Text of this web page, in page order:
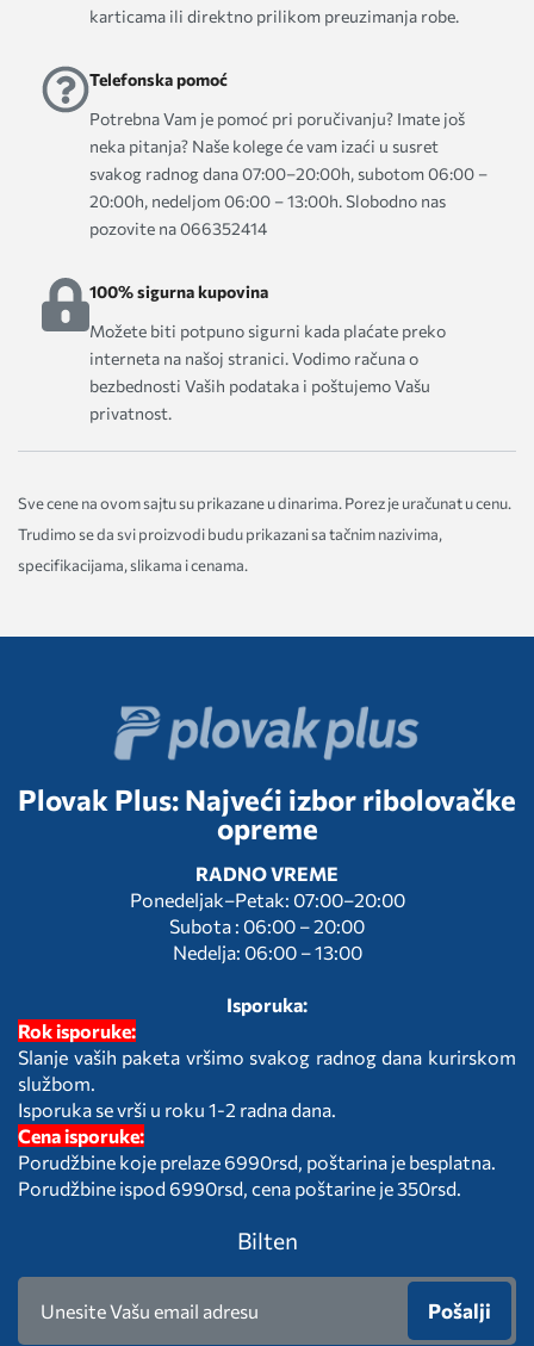
karticama ili direktno prilikom preuzimanja robe.
Telefonska pomoć
Potrebna Vam je pomoć pri poručivanju? Imate još
neka pitanja? Naše kolege će vam izaći u susret
svakog radnog dana 07:00–20:00h, subotom 06:00 –
20:00h, nedeljom 06:00 – 13:00h. Slobodno nas
pozovite na 066352414
100% sigurna kupovina
Možete biti potpuno sigurni kada plaćate preko
interneta na našoj stranici. Vodimo računa o
bezbednosti Vaših podataka i poštujemo Vašu
privatnost.
Sve cene na ovom sajtu su prikazane u dinarima. Porez je uračunat u cenu.
Trudimo se da svi proizvodi budu prikazani sa tačnim nazivima,
specifikacijama, slikama i cenama.
Plovak Plus: Najveći izbor ribolovačke
opreme
RADNO VREME
Ponedeljak–Petak: 07:00–20:00
Subota : 06:00 – 20:00
Nedelja: 06:00 – 13:00
Isporuka:
Rok isporuke:
Slanje vaših paketa vršimo svakog radnog dana kurirskom
službom.
Isporuka se vrši u roku 1-2 radna dana.
Cena isporuke:
Porudžbine koje prelaze 6990rsd, poštarina je besplatna.
Porudžbine ispod 6990rsd, cena poštarine je 350rsd.
Bilten
Pošalji